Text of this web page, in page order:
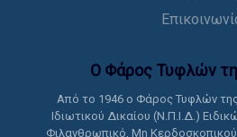
Ο Φάρος Τυφλών
Από το 1946 ο Φάρος Τυφλών
Ιδιωτικού Δικαίου (Ν.Π.Ι.Δ.)
Φιλανθρωπικό, Μη